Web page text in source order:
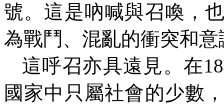
號。這是吶喊與召喚，
為戰鬥、混亂的衝突和
這呼召亦具遠見。在
國家中只屬社會的少數